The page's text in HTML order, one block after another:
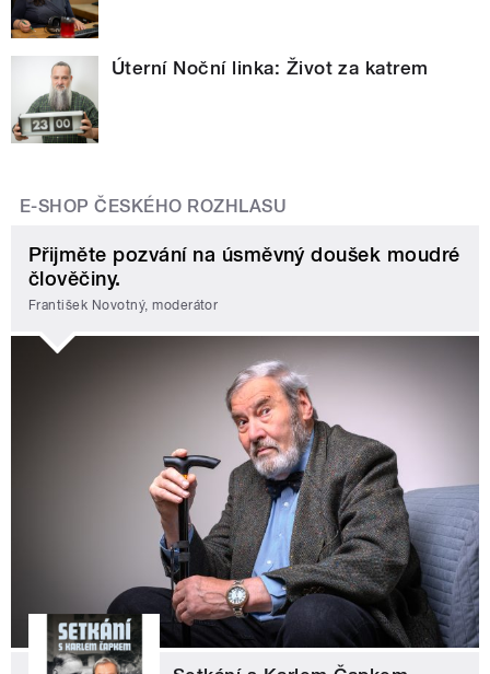
Úterní Noční linka: Život za katrem
E-SHOP ČESKÉHO ROZHLASU
Přijměte pozvání na úsměvný doušek moudré
člověčiny.
František Novotný, moderátor